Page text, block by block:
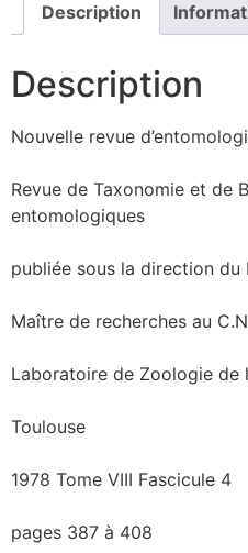
Description
Description
Nouvelle revue
Revue de Taxonomie et de
entomologiques
publiée sous la direction du
Maître de recherches au
Laboratoire de Zoologie de
Toulouse
1978 Tome VIII Fascicule 4
pages 387 à 408